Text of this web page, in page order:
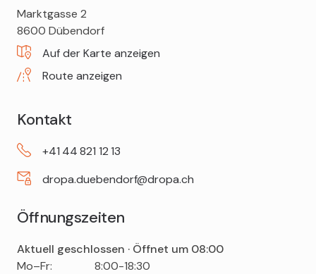
DROPA
Marktgass
Drogerie
Apotheke
Marktgasse 2
8600 Dübendorf
Auf der Karte anzeigen
Route anzeigen
Kontakt
+41 44 821 1213
dropa.duebendorf@dropa.ch
Öffnungszeiten
Aktuell geschlossen · Öffnet um 08:00
Tag
Time
Comment
Mo–Fr:
8:00-18:30